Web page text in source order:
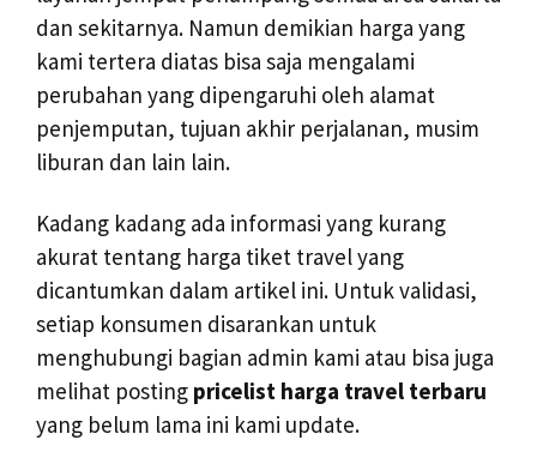
dan sekitarnya. Namun demikian harga yang
kami tertera diatas bisa saja mengalami
perubahan yang dipengaruhi oleh alamat
penjemputan, tujuan akhir perjalanan, musim
liburan dan lain lain.
Kadang kadang ada informasi yang kurang
akurat tentang harga tiket travel yang
dicantumkan dalam artikel ini. Untuk validasi,
setiap konsumen disarankan untuk
menghubungi bagian admin kami atau bisa juga
melihat posting pricelist harga travel terbaru
yang belum lama ini kami update.